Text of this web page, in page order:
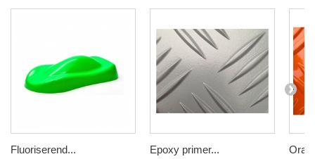
Fluoriserend... Epoxy primer...